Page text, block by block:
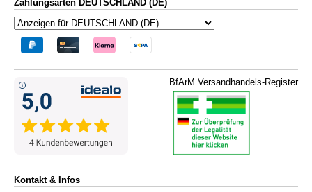
Zahlungsarten DEUTSCHLAND (DE)
BfArM Versandhandels-Register
Kontakt & Infos